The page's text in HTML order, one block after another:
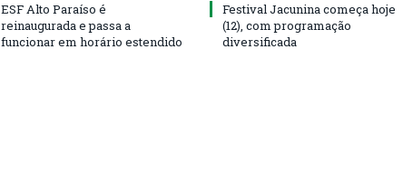
ESF Alto Paraíso é
reinaugurada e passa a
funcionar em horário estendido
Festival Jacunina começa hoje
(12), com programação
diversificada